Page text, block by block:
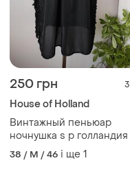
250 грн 3
House of Holland
Винтажный пеньюар
ночнушка s р голландия
38 / M / 46 і ще 1